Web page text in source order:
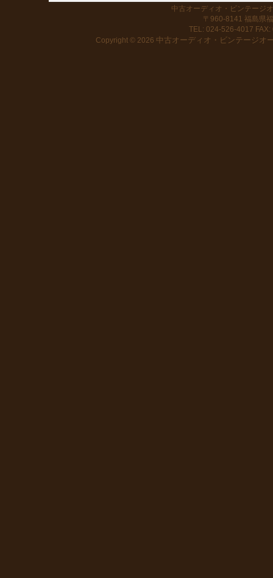
中古オーディオ・ビンテージ
〒960-8141 福島県
TEL: 024-526-4017
Copyright © 2026 中古オーディオ・ビンテージオ